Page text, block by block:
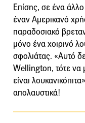
Επίσης, σε ένα άλλο
έναν Αμερικανό
παραδοσιακό
μόνο ένα χοιρινό
σφολιάτας. «Αυτό
Wellington, τότε να
είναι
απολαυστικά!